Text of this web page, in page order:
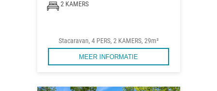
2 KAMERS
Stacaravan, 4 PERS, 2 KAMERS, 29m²
MEER INFORMATIE